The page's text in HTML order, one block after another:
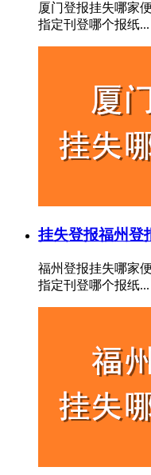
厦门登报挂失哪家
指定刊登哪个报纸...
挂失登报福州登
福州登报挂失哪家
指定刊登哪个报纸...